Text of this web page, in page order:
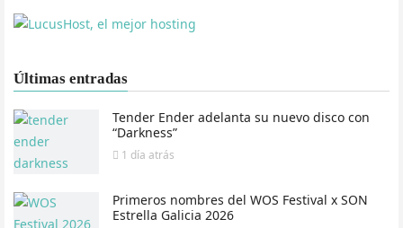
Últimas entradas
Tender Ender adelanta su nuevo disco con
“Darkness”
1 día atrás
Primeros nombres del WOS Festival x SON
Estrella Galicia 2026